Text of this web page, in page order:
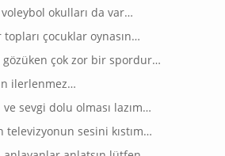
okulları da var…
çocuklar oynasın…
gözüken çok zor bir spordur…
ilerlenmez…
sevgi dolu olması lazım…
televizyonun sesini kıstım…